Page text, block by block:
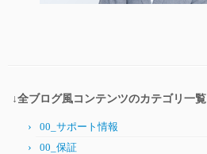
↓全ブログ風コンテンツのカテゴリ一覧
00_サポート情報
00_保証